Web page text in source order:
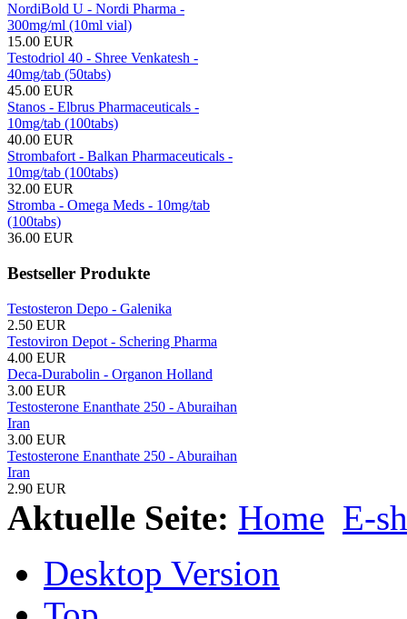
NordiBold U - Nordi Pharma -
300mg/ml (10ml vial)
15.00 EUR
Testodriol 40 - Shree Venkatesh -
40mg/tab (50tabs)
45.00 EUR
Stanos - Elbrus Pharmaceuticals -
10mg/tab (100tabs)
40.00 EUR
Strombafort - Balkan Pharmaceuticals -
10mg/tab (100tabs)
32.00 EUR
Stromba - Omega Meds - 10mg/tab
(100tabs)
36.00 EUR
Bestseller Produkte
Testosteron Depo - Galenika
2.50 EUR
Testoviron Depot - Schering Pharma
4.00 EUR
Deca-Durabolin - Organon Holland
3.00 EUR
Testosterone Enanthate 250 - Aburaihan
Iran
3.00 EUR
Testosterone Enanthate 250 - Aburaihan
Iran
2.90 EUR
Aktuelle Seite: Home E-
Desktop Version